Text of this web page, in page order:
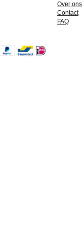
Over ons
Contact
FAQ